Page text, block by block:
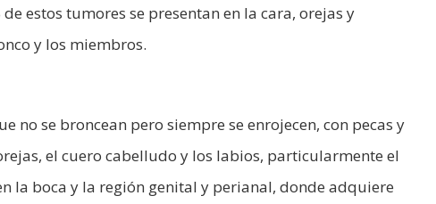
estos tumores se presentan en la cara, orejas y
y los miembros.
no se broncean pero siempre se enrojecen, con pecas y
el cuero cabelludo y los labios, particularmente el
la boca y la región genital y perianal, donde adquiere